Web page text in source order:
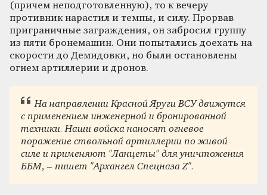
(причем неподготовленную), то к вечеру
противник нарастил и темпы, и силу. Прорвав
приграничные заграждения, он забросил группу
из пяти бронемашин. Они попытались доехать на
скорости до Демидовки, но были остановлены
огнем артиллерии и дронов.
На направлении Красной Яруги ВСУ движутся
с применением инженерной и бронированной
техники. Наши войска наносят огневое
поражение ствольной артиллерии по живой
силе и применяют "Ланцеты" для уничтожения
ББМ, – пишет "Архангел Спецназа Z".